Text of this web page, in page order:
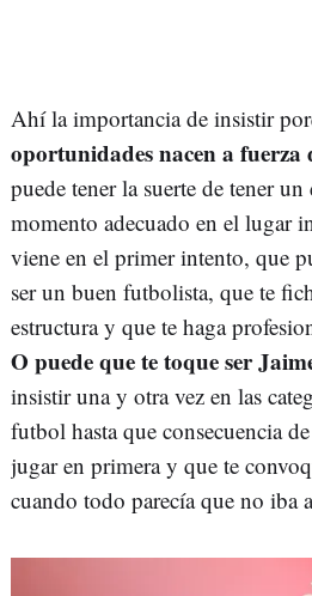
Ahí la importancia de insistir
oportunidades nacen a fuerza
puede tener la suerte de tener
momento adecuado en el lugar
viene en el primer intento, que
ser un buen futbolista, que te
estructura y que te haga
O puede que te toque ser
insistir una y otra vez en las
futbol hasta que consecuencia
jugar en primera y que te
cuando todo parecía que no iba